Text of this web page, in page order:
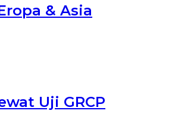
& Asia
Uji GRCP